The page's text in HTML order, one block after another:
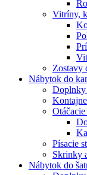
Vitríny,
Zostavy
Nábytok do
Doplnky
Písacie
Skrinky
Nábytok do